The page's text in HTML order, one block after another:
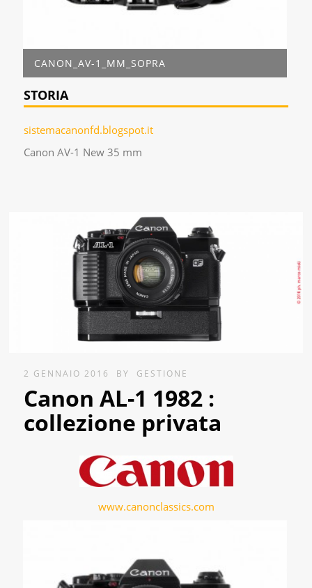
CANON_AV-1_MM_SOPRA
STORIA
sistemacanonfd.blogspot.it
Canon AV-1 New 35 mm
2 GENNAIO 2016 BY GESTIONE
Canon AL-1 1982 :
collezione privata
www.canonclassics.com